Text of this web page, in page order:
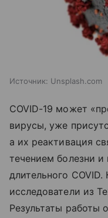
Источник: Unsplash.com
COVID-19 может
вирусы, уже
а их реактивация
течением болезни
длительного
исследователи из
Результаты работы